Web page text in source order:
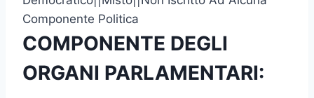
Componente Politica
COMPONENTE DEGLI
ORGANI PARLAMENTARI: